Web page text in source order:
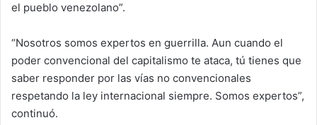
el pueblo venezolano”.
“Nosotros somos expertos en guerrilla. Aun cuando el
poder convencional del capitalismo te ataca, tú tienes que
saber responder por las vías no convencionales
respetando la ley internacional siempre. Somos expertos”,
continuó.